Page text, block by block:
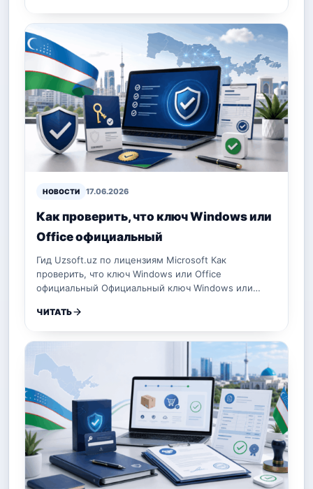
НОВОСТИ 17.06.2026
Как проверить, что ключ Windows или
Office официальный
Гид Uzsoft.uz по лицензиям Microsoft Как
проверить, что ключ Windows или Office
официальный Официальный ключ Windows или…
ЧИТАТЬ